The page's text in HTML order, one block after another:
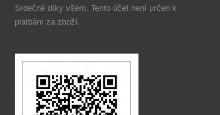
Srdečné díky všem. Tento účet není určen k
platbám za zboží.